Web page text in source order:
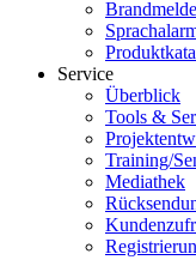
Service
Überblick
Tools &
Training/
Mediathek